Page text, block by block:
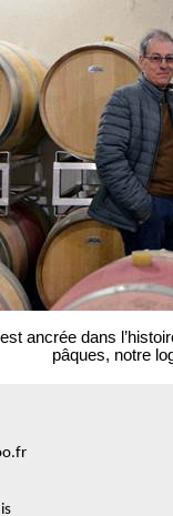
ancrée dans
pâques, notre